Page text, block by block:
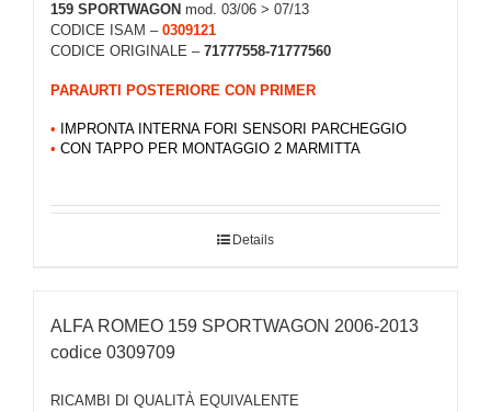
159 SPORTWAGON mod. 03/06 > 07/13
CODICE ISAM – 0309121
CODICE ORIGINALE – 71777558-71777560
PARAURTI POSTERIORE CON PRIMER
•
IMPRONTA INTERNA FORI SENSORI PARCHEGGIO
• CON TAPPO PER MONTAGGIO 2 MARMITTA
Details
ALFA ROMEO 159 SPORTWAGON 2006-2013
codice 0309709
RICAMBI DI QUALITÀ EQUIVALENTE